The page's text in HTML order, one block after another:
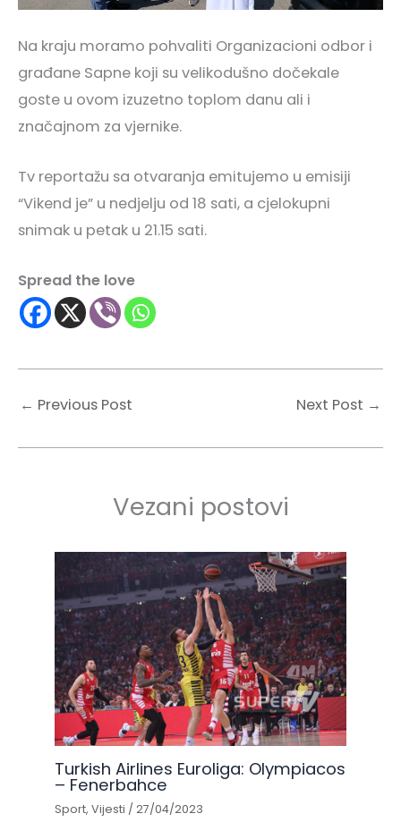
Na kraju moramo pohvaliti Organizacioni odbor i
građane Sapne koji su velikodušno dočekale
goste u ovom izuzetno toplom danu ali i
značajnom za vjernike.
Tv reportažu sa otvaranja emitujemo u emisiji
“Vikend je” u nedjelju od 18 sati, a cjelokupni
snimak u petak u 21.15 sati.
Spread the love
← Previous Post Next Post →
Vezani postovi
Turkish Airlines Euroliga: Olympiacos
– Fenerbahce
Sport,Vijesti /27/04/2023